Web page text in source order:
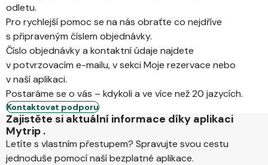
odletu.
Pro rychlejší pomoc se na nás obraťte co nejdříve
s připraveným číslem objednávky.
Číslo objednávky a kontaktní údaje najdete
v potvrzovacím e-mailu, v sekci Moje rezervace nebo
v naší aplikaci.
Postaráme se o vás – kdykoli a ve více než 20 jazycích.
Kontaktovat podporu
Zajistěte si aktuální informace díky aplikaci
Mytrip .
Letíte s vlastním přestupem? Spravujte svou cestu
jednoduše pomocí naší bezplatné aplikace.